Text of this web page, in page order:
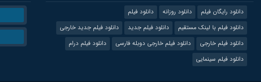
دانلود رایگان فیلم دانلود روزانه
دانلود فیلم
دانلود فیلم با لینک مستقیم
دانلود فیلم جدید
دانلود فیلم جدید خارجی
دانلود فیلم خارجی
دانلود فیلم خارجی دوبله فارسی
دانلود فیلم درام
دانلود فیلم سینمایی